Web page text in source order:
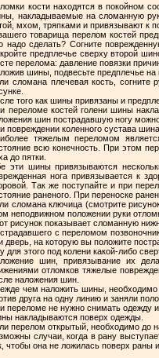
кости находятся в покойном
накладываемые на сломанную
мхом, тряпками и привязывают к
товарища перелом костей
надо сделать? Согните
предплечье сверху второй
перелома: давление повязки
шины, подвесьте предплечье на
сломана плечевая кость,
того как шины привязаны и
переломе костей голени шины
шин пострадавшую ногу
повреждении коленного сустава
тяжелым переломом
всю конечность. При этом
до пятки.
эти шины привязываются
нога привязывается к
Так же поступайте и при
раненого. При переноске
сломана ключица (смотрите
неподвижном положении руки
рисунок показывает сломанную
с переломом
дверь, на которую вы положите
для этого под колени какой-либо
шин, привязывание их
отломков тяжелые
наложения шин.
чем наложить шины, необходимо
друга на одну линию и заняли
переломе не нужно снимать одежду
накладываются поверх одежды.
перелом открытый, необходимо до
случаи, когда в рану
чтобы она не ложилась поверх